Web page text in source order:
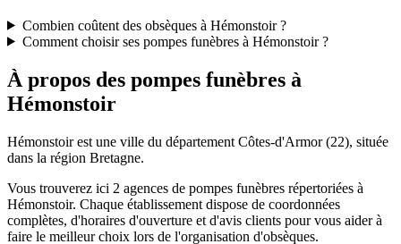
Combien coûtent des obsèques à Hémonstoir ?
Comment choisir ses pompes funèbres à Hémonstoir ?
À propos des pompes funèbres à
Hémonstoir
Hémonstoirest une ville du département Côtes-d'Armor(22), située
dans la région Bretagne.
Vous trouverez ici 2 agences de pompes funèbres répertoriées à
Hémonstoir. Chaque établissement dispose de coordonnées
complètes, d'horaires d'ouverture et d'avis clients pour vous aider à
faire le meilleur choix lors de l'organisation d'obsèques.